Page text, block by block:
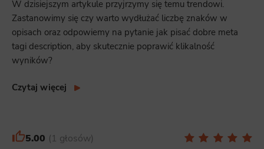
W dzisiejszym artykule przyjrzymy się temu trendowi.
Zastanowimy się czy warto wydłużać liczbę znaków w
opisach oraz odpowiemy na pytanie jak pisać dobre meta
tagi description, aby skutecznie poprawić klikalność
wyników?
Czytaj więcej
5.00 1 głosów